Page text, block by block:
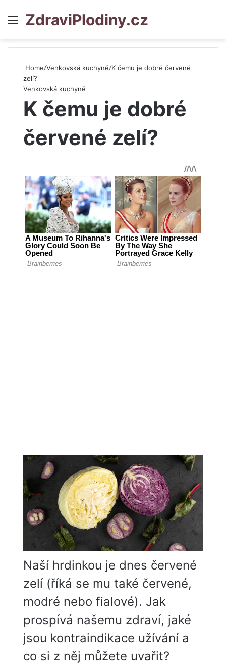
Menu
ZdraviPlodiny.cz
Home/Venkovská kuchyně/K čemu je dobré červené
zelí?
Venkovská kuchyně
K čemu je dobré
červené zelí?
Naší hrdinkou je dnes červené
zelí (říká se mu také červené,
modré nebo fialové). Jak
prospívá našemu zdraví, jaké
jsou kontraindikace užívání a
co si z něj můžete uvařit?